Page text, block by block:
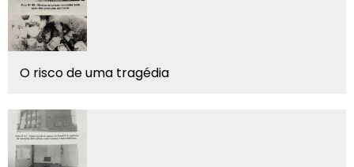
O risco de uma tragédia